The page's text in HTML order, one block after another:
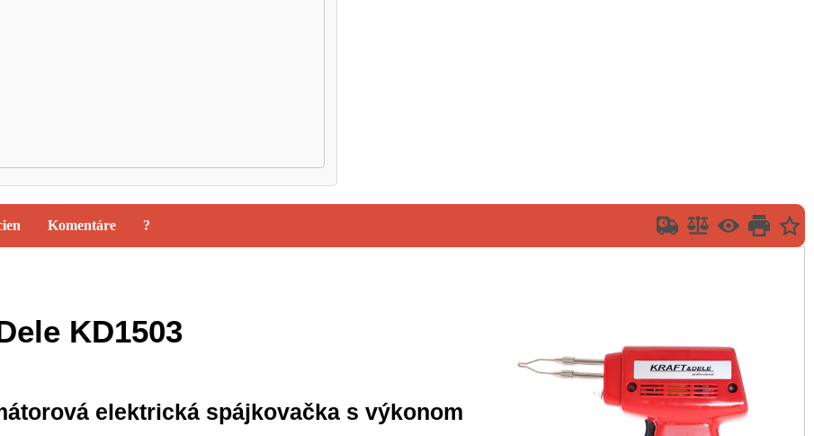
Komentáre ?
KD1503
elektrická spájkovačka s výkonom